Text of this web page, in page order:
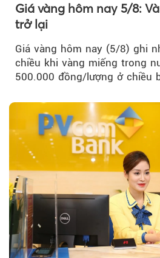
Giá vàng hôm nay 5/8:
trở lại
Giá vàng hôm nay (5/8) ghi
chiều khi vàng miếng trong
500.000 đồng/lượng ở chiều
thương hiệu.